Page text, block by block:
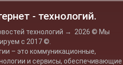
- технологий.
технологий → 2026 © Мы
с 2017 ©.
– это коммуникационные,
и сервисы, обеспечивающие